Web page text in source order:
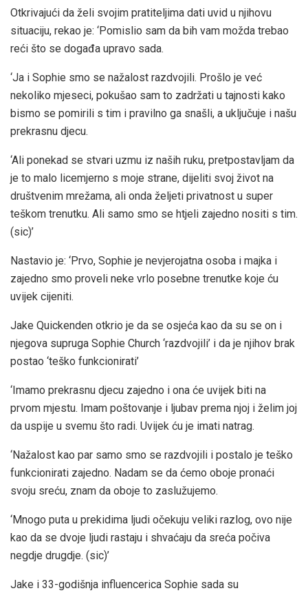
Otkrivajući da želi svojim pratiteljima dati uvid u njihovu
situaciju, rekao je: ‘Pomislio sam da bih vam možda trebao
reći što se događa upravo sada.
‘Ja i Sophie smo se nažalost razdvojili. Prošlo je već
nekoliko mjeseci, pokušao sam to zadržati u tajnosti kako
bismo se pomirili s tim i pravilno ga snašli, a uključuje i našu
prekrasnu djecu.
‘Ali ponekad se stvari uzmu iz naših ruku, pretpostavljam da
je to malo licemjerno s moje strane, dijeliti svoj život na
društvenim mrežama, ali onda željeti privatnost u super
teškom trenutku. Ali samo smo se htjeli zajedno nositi s tim.
(sic)’
Nastavio je: ‘Prvo, Sophie je nevjerojatna osoba i majka i
zajedno smo proveli neke vrlo posebne trenutke koje ću
uvijek cijeniti.
Jake Quickenden otkrio je da se osjeća kao da su se on i
njegova supruga Sophie Church ‘razdvojili’ i da je njihov brak
postao ‘teško funkcionirati’
‘Imamo prekrasnu djecu zajedno i ona će uvijek biti na
prvom mjestu. Imam poštovanje i ljubav prema njoj i želim joj
da uspije u svemu što radi. Uvijek ću je imati natrag.
‘Nažalost kao par samo smo se razdvojili i postalo je teško
funkcionirati zajedno. Nadam se da ćemo oboje pronaći
svoju sreću, znam da oboje to zaslužujemo.
‘Mnogo puta u prekidima ljudi očekuju veliki razlog, ovo nije
kao da se dvoje ljudi rastaju i shvaćaju da sreća počiva
negdje drugdje. (sic)’
Jake i 33-godišnja influencerica Sophie sada su